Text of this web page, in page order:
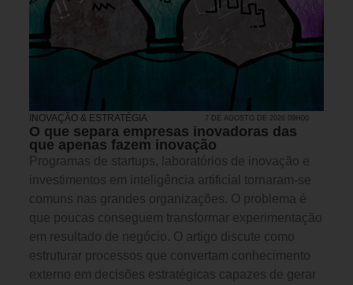
INOVAÇÃO & ESTRATÉGIA 7 DE AGOSTO DE 2026 09H00
O que separa empresas inovadoras das
que apenas fazem inovação
Programas de startups, laboratórios de inovação e
investimentos em inteligência artificial tornaram-se
comuns nas grandes organizações. O problema é
que poucas conseguem transformar experimentação
em resultado de negócio. O artigo discute como
estruturar processos que convertam conhecimento
externo em decisões estratégicas capazes de gerar